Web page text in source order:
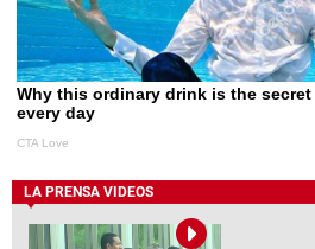
LA PRENSA VIDEOS